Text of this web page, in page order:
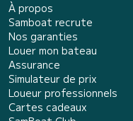
À propos
Samboat recrute
Nos garanties
Louer mon bateau
Assurance
Simulateur de prix
Loueur professionnels
Cartes cadeaux